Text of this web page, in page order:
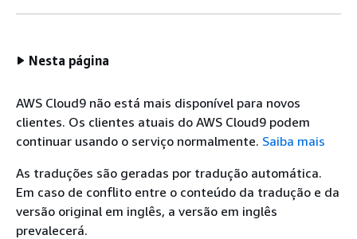
Nesta página
AWS Cloud9 não está mais disponível para novos
clientes. Os clientes atuais do AWS Cloud9 podem
continuar usando o serviço normalmente. Saiba mais
As traduções são geradas por tradução automática.
Em caso de conflito entre o conteúdo da tradução e da
versão original em inglês, a versão em inglês
prevalecerá.